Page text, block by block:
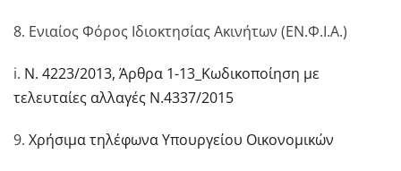
8. Ενιαίος Φόρος Ιδιοκτησίας Ακινήτων (ΕΝ.Φ.Ι.Α.)
i. Ν. 4223/2013, Άρθρα 1-13_Κωδικοποίηση με
τελευταίες αλλαγές Ν.4337/2015
9. Χρήσιμα τηλέφωνα Υπουργείου Οικονομικών